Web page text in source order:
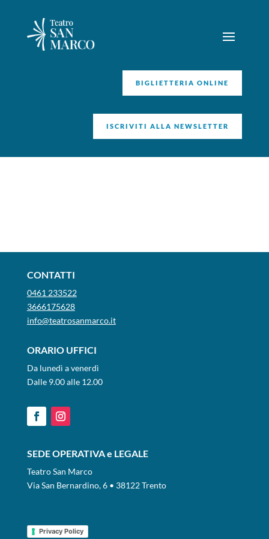
BIGLIETTERIA ONLINE
ISCRIVITI ALLA NEWSLETTER
CONTATTI
0461 233522
3666175628
info@teatrosanmarco.it
ORARIO UFFICI
Da lunedì a venerdì
Dalle 9.00 alle 12.00
SEDE OPERATIVA e LEGALE
Teatro San Marco
Via San Bernardino, 6 • 38122 Trento
Privacy Policy